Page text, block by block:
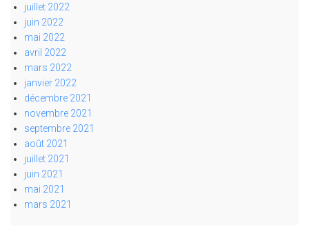
juillet 2022
juin 2022
mai 2022
avril 2022
mars 2022
janvier 2022
décembre 2021
novembre 2021
septembre 2021
août 2021
juillet 2021
juin 2021
mai 2021
mars 2021